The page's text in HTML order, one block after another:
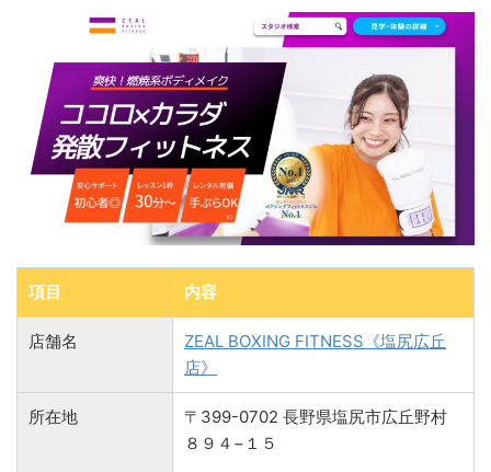
項目 内容
店舗名
ZEAL BOXING FITNESS《塩尻広丘
店》
所在地
〒399-0702 長野県塩尻市広丘野村
８９４−１５